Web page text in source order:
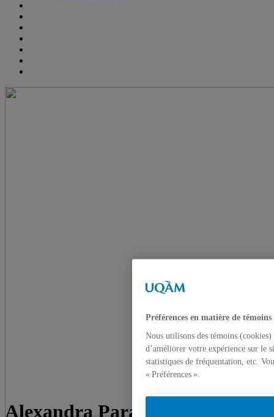
Alexandra Parada
Préférences en matière de témoins
Nous utilisons des témoins
d’améliorer votre expérience sur le
statistiques de fréquentation, etc.
« Préférences ».